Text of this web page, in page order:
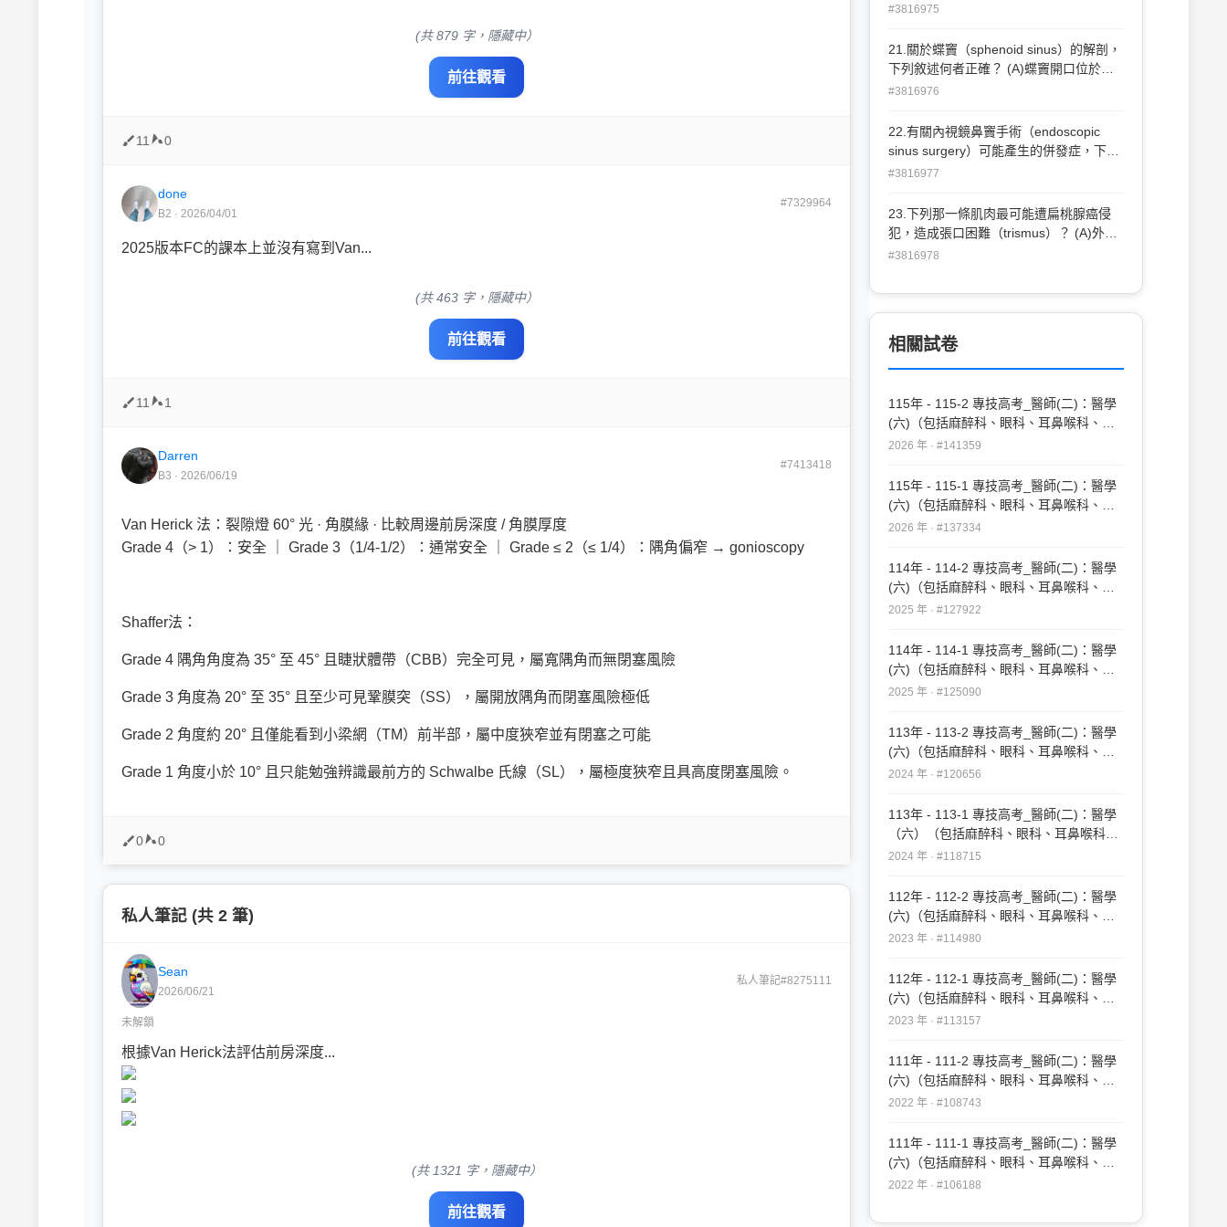
(共 879 字，隱藏中）
前往觀看
11 0
done
B2 · 2026/04/01
#7329964
2025版本FC的課本上並沒有寫到Van...
(共 463 字，隱藏中）
前往觀看
11 1
Darren
B3 · 2026/06/19
#7413418
Van Herick 法：裂隙燈 60° 光 · 角膜緣 · 比較周邊前房深度 / 角膜厚度
Grade 4（> 1）：安全 ｜ Grade 3（1/4-1/2）：通常安全 ｜ Grade ≤ 2（≤ 1/4）：隅角偏窄 → gonioscopy
Shaffer法：
Grade 4 隅角角度為 35° 至 45° 且睫狀體帶（CBB）完全可見，屬寬隅角而無閉塞風險
Grade 3 角度為 20° 至 35° 且至少可見鞏膜突（SS），屬開放隅角而閉塞風險極低
Grade 2 角度約 20° 且僅能看到小梁網（TM）前半部，屬中度狹窄並有閉塞之可能
Grade 1 角度小於 10° 且只能勉強辨識最前方的 Schwalbe 氏線（SL），屬極度狹窄且具高度閉塞風險。
0 0
私人筆記 (共 2 筆)
Sean
2026/06/21
私人筆記#8275111
未解鎖
根據Van Herick法評估前房深度...
(共 1321 字，隱藏中）
前往觀看
(A)水平或旋轉（horizontal/rotatory）眼
眼震 (C)方向變換（direction changing）
眼震 (D)眼球向眼震快速相（fast phase）
#3816975
21.關於蝶竇（sphenoid sinus）的解剖，
下列敘述何者正確？ (A)蝶竇開口位於蝶
竇前壁上側 (B)翼管神經（vidian nerve）
（maxillary division, V2）位於蝶竇上側壁
(D)視神經位於蝶竇內上側壁
#3816976
22.有關內視鏡鼻竇手術（endoscopic
sinus surgery）可能產生的併發症，下列
何者最不常見？ (A)馬鞍鼻（saddle
或失明（diplopia or blindness） (D)腦脊
髓液鼻漏（CSF rhinorrhea）
#3816977
23.下列那一條肌肉最可能遭扁桃腺癌侵
犯，造成張口困難（trismus）？ (A)外翼
肌（lateral pterygoid muscle） (B)咀嚼肌
pterygoid muscle） (D)頰肌（buccinator
muscle）
#3816978
相關試卷
115年 - 115-2 專技高考_醫師(二)：醫學
(六)（包括麻醉科、眼科、耳鼻喉科、婦
產科、復健科等科目及其相關臨床實例與
2026 年 · #141359
115年 - 115-1 專技高考_醫師(二)：醫學
(六)（包括麻醉科、眼科、耳鼻喉科、婦
產科、復健科等科目及其相關臨床實例與
2026 年 · #137334
114年 - 114-2 專技高考_醫師(二)：醫學
(六)（包括麻醉科、眼科、耳鼻喉科、婦
產科、復健科等科目及其相關臨床實例與
2025 年 · #127922
114年 - 114-1 專技高考_醫師(二)：醫學
(六)（包括麻醉科、眼科、耳鼻喉科、婦
產科、復健科等科目及其相關臨床實例與
2025 年 · #125090
113年 - 113-2 專技高考_醫師(二)：醫學
(六)（包括麻醉科、眼科、耳鼻喉科、婦
產科、復健科等科目及其相關臨床實例與
2024 年 · #120656
113年 - 113-1 專技高考_醫師(二)：醫學
（六）（包括麻醉科、眼科、耳鼻喉科、
婦產科、復健科等科目及其相關臨床實例
2024 年 · #118715
112年 - 112-2 專技高考_醫師(二)：醫學
(六)（包括麻醉科、眼科、耳鼻喉科、婦
產科、復健科等科目及其相關臨床實例與
2023 年 · #114980
112年 - 112-1 專技高考_醫師(二)：醫學
(六)（包括麻醉科、眼科、耳鼻喉科、婦
產科、復健科等科目及其相關臨床實例與
2023 年 · #113157
111年 - 111-2 專技高考_醫師(二)：醫學
(六)（包括麻醉科、眼科、耳鼻喉科、婦
產科、復健科等科目及其相關臨床實例與
2022 年 · #108743
111年 - 111-1 專技高考_醫師(二)：醫學
(六)（包括麻醉科、眼科、耳鼻喉科、婦
產科、復健科等科目及其相關臨床實例與
2022 年 · #106188